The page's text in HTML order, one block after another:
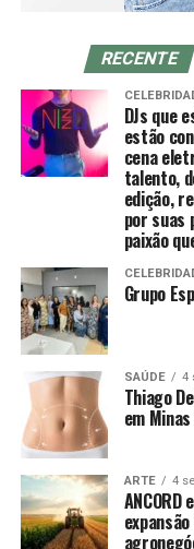
várias técnicas de
tremer.[61]
Uma vez que o de-qi
utilizadas para
através de certa
supostamente, ser
locais mais distantes
objetivam “tonificar”
(chinês: 泄; pinyin:
As primeiras técnicas
deficiência, as
[61] O de-qi é mais
enquanto os
não considerá-lo
[52]
computador. Mas,
começa a irradiar
mais sério. A hérnia
principais causas de
merece atenção
A hérnia de disco
intervertebrais —
amortecedores
rompe, comprimindo
espinhal, estrutura
o corpo. O impacto
motoras e sensoriais.
Um dos sinais
especialista, é a
ombro em
acompanhada de
irradiação
comprime os
RECENTE
DJs que
estão
cena
talento,
edição,
por suas
paixão
Grupo
SAÚDE 4
Thiago
em
ARTE 4